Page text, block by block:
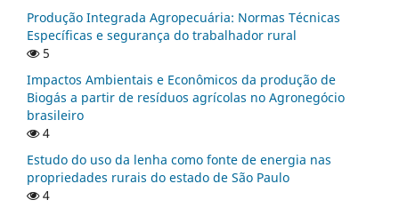
Produção Integrada Agropecuária: Normas Técnicas
Específicas e segurança do trabalhador rural
5
Impactos Ambientais e Econômicos da produção de
Biogás a partir de resíduos agrícolas no Agronegócio
brasileiro
4
Estudo do uso da lenha como fonte de energia nas
propriedades rurais do estado de São Paulo
4